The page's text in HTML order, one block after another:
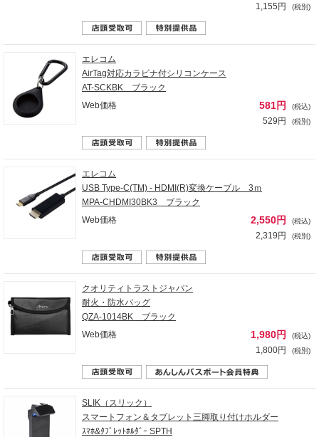
1,155円 (税別)
エレコム
AirTag対応カラビナ付シリコンケース
AT-SCKBK ブラック
Web価格
581円 (税込)
529円 (税別)
エレコム
USB Type-C(TM) - HDMI(R)変換ケーブル 3ｍ
MPA-CHDMI30BK3 ブラック
Web価格
2,550円 (税込)
2,319円 (税別)
クオリティトラストジャパン
耐火・防水バッグ
QZA-1014BK ブラック
Web価格
1,980円 (税込)
1,800円 (税別)
SLIK（スリック）
スマートフォン＆タブレット三脚取り付けホルダー
ｽﾏﾎ&ﾀﾌﾞﾚｯﾄﾎﾙﾀﾞｰ SPTH